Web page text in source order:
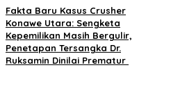
Fakta Baru Kasus Crusher
Konawe Utara: Sengketa
Kepemilikan Masih Bergulir,
Penetapan Tersangka Dr.
Ruksamin Dinilai Prematur